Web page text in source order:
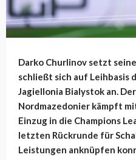
Darko Churlinov setzt
schließt sich auf Leihbasis
Jagiellonia Bialystok an.
Nordmazedonier kämpft
Einzug in die Champions
letzten Rückrunde für
Leistungen anknüpfen